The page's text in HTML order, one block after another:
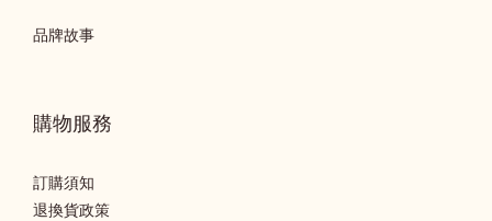
品牌故事
購物服務
訂購須知
退換貨政策